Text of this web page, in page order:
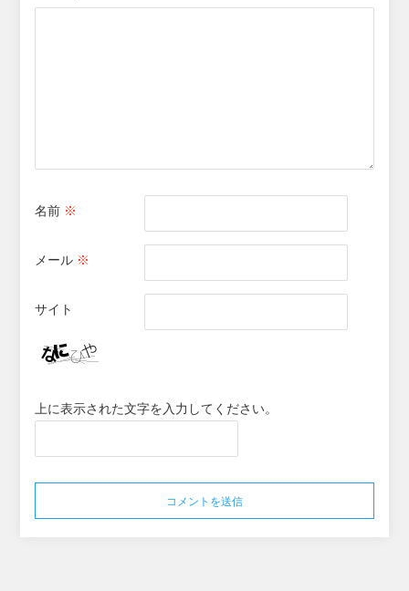
名前 ※
メール ※
サイト
上に表示された文字を入力してください。